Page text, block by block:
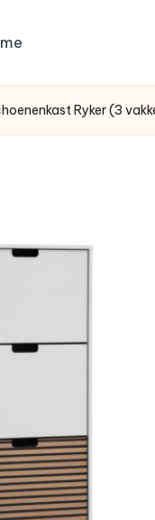
Ryker (3